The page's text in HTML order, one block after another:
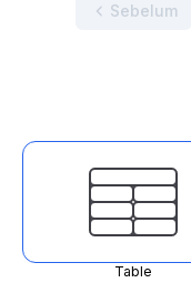
Sebelum
Table